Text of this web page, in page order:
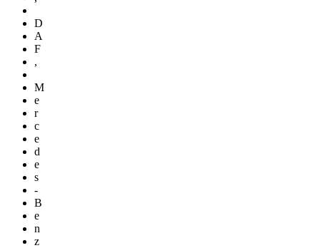
D
A
F
,
M
e
r
c
e
d
e
s
-
B
e
n
z